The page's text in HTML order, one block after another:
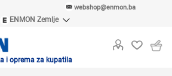
webshop@enmon.ba
ENMON Zemlje
ENMON MKD
i oprema za kupatila